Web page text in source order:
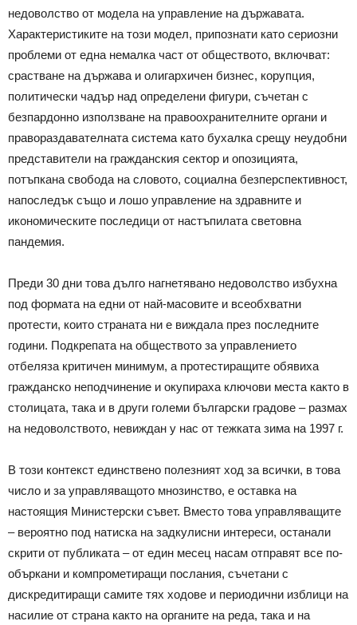
недоволство от модела на управление на държавата.
Характеристиките на този модел, припознати като сериозни
проблеми от една немалка част от обществото, включват:
срастване на държава и олигархичен бизнес, корупция,
политически чадър над определени фигури, съчетан с
безпардонно използване на правоохранителните органи и
правораздавателната система като бухалка срещу неудобни
представители на гражданския сектор и опозицията,
потъпкана свобода на словото, социална безперспективност,
напоследък също и лошо управление на здравните и
икономическите последици от настъпилата световна
пандемия.
Преди 30 дни това дълго нагнетявано недоволство избухна
под формата на едни от най-масовите и всеобхватни
протести, които страната ни е виждала през последните
години. Подкрепата на обществото за управлението
отбеляза критичен минимум, а протестиращите обявиха
гражданско неподчинение и окупираха ключови места както в
столицата, така и в други големи български градове – размах
на недоволството, невиждан у нас от тежката зима на 1997 г.
В този контекст единствено полезният ход за всички, в това
число и за управляващото мнозинство, е оставка на
настоящия Министерски съвет. Вместо това управляващите
– вероятно под натиска на задкулисни интереси, останали
скрити от публиката – от един месец насам отправят все по-
объркани и компрометиращи послания, съчетани с
дискредитиращи самите тях ходове и периодични изблици на
насилие от страна както на органите на реда, така и на